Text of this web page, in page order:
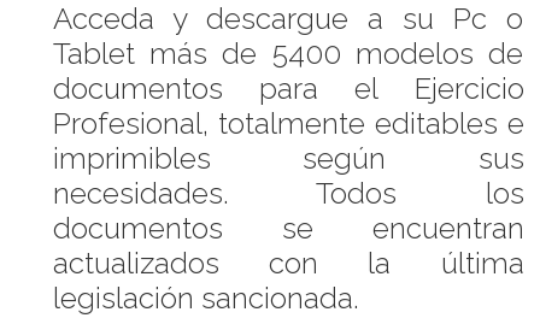
Acceda y descargue a su Pc o
Tablet más de 5400 modelos de
documentos para el Ejercicio
Profesional, totalmente editables e
imprimibles según sus
necesidades. Todos los
documentos se encuentran
actualizados con la última
legislación sancionada.